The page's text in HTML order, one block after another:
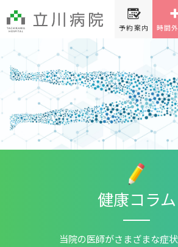
予約案内 時間
健康コラム
当院の医師がさまざまな症